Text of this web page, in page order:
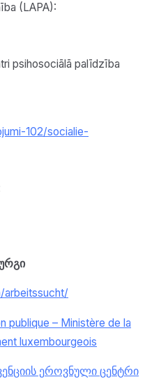
(LAPA):
psihosociālā palīdzība
102/socialie-
arbeitssucht/
publique – Ministère de la
luxembourgeois
ეროვნული ცენტრი